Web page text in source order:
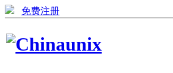
免费注册